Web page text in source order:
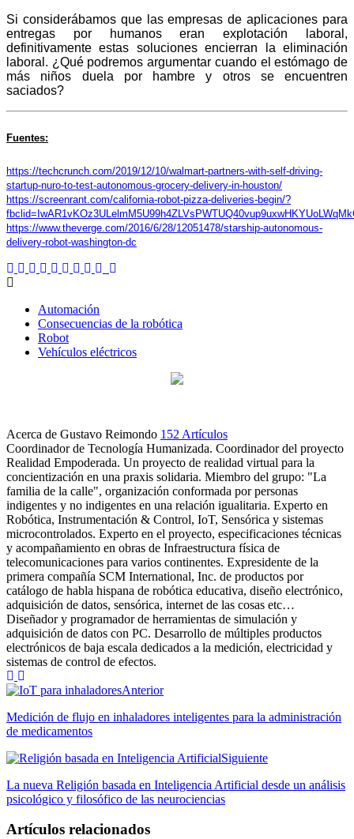
Si considerábamos que las empresas de aplicaciones para
entregas por humanos eran explotación laboral,
definitivamente estas soluciones encierran la eliminación
laboral. ¿Qué podremos argumentar cuando el estómago de
más niños duela por hambre y otros se encuentren
saciados?
Fuentes:
https://techcrunch.com/2019/12/10/walmart-partners-with-self-driving-
startup-nuro-to-test-autonomous-grocery-delivery-in-houston/
https://screenrant.com/california-robot-pizza-deliveries-begin/?
https://www.theverge.com/2016/6/28/12051478/starship-autonomous-
delivery-robot-washington-dc
Automación
Consecuencias de la robótica
Robot
Vehículos eléctricos
Acerca de Gustavo Reimondo 152 Artículos
Coordinador de Tecnología Humanizada. Coordinador del proyecto
Realidad Empoderada. Un proyecto de realidad virtual para la
concientización en una praxis solidaria. Miembro del grupo: "La
familia de la calle", organización conformada por personas
indigentes y no indigentes en una relación igualitaria. Experto en
Robótica, Instrumentación & Control, IoT, Sensórica y sistemas
microcontrolados. Experto en el proyecto, especificaciones técnicas
y acompañamiento en obras de Infraestructura física de
telecomunicaciones para varios continentes. Expresidente de la
primera compañía SCM International, Inc. de productos por
catálogo de habla hispana de robótica educativa, diseño electrónico,
adquisición de datos, sensórica, internet de las cosas etc…
Diseñador y programador de herramientas de simulación y
adquisición de datos con PC. Desarrollo de múltiples productos
electrónicos de baja escala dedicados a la medición, electricidad y
sistemas de control de efectos.
Sitio
web
Anterior
Medición de flujo en inhaladores inteligentes para la administración
de medicamentos
Siguiente
La nueva Religión basada en Inteligencia Artificial desde un análisis
psicológico y filosófico de las neurociencias
Artículos relacionados